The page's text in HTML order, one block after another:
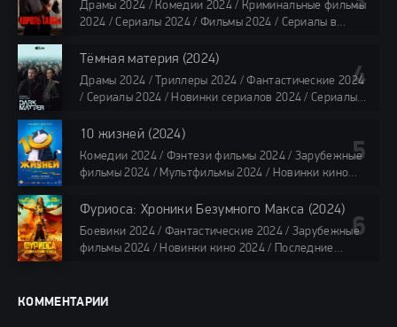
озвучке HDrezka Studio / Смотреть фильмы онлайн
все серии по 45 минут
Драмы 2024 / Комедии 2024 / Криминальные фильмы
2024 / Сериалы 2024 / Фильмы 2024 / Сериалы в
Сериалы в озвучке HDrezka Studio / Смотреть фильмы
онлайн
40 мин
Тёмная материя (2024)
Драмы 2024 / Триллеры 2024 / Фантастические 2024
/ Сериалы 2024 / Новинки сериалов 2024 / Сериалы
Сериалы в озвучке LostFilm / Сериалы в озвучке
HDrezka Studio / Смотреть фильмы онлайн
все серии по 45 мин.
10 жизней (2024)
Комедии 2024 / Фэнтези фильмы 2024 / Зарубежные
фильмы 2024 / Мультфильмы 2024 / Новинки кино
/ Фильмы 2024 / Популярные фильмы / Смотреть
фильмы онлайн
88 мин.
Фуриоса: Хроники Безумного Макса (2024)
Боевики 2024 / Фантастические 2024 / Зарубежные
фильмы 2024 / Новинки кино 2024 / Последние
фильмы онлайн
КОММЕНТАРИИ